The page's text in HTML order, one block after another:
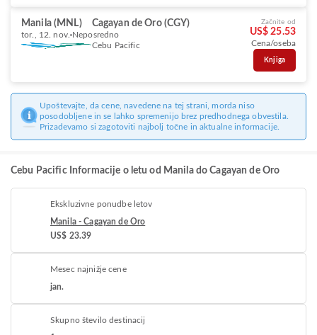
Manila (MNL) Cagayan de Oro (CGY)
tor., 12. nov. Neposredno
Cebu Pacific
Začnite od
US$ 25.53
Cena/oseba
Knjiga
Upoštevajte, da cene, navedene na tej strani, morda niso
posodobljene in se lahko spremenijo brez predhodnega obvestila.
Prizadevamo si zagotoviti najbolj točne in aktualne informacije.
Cebu Pacific Informacije o letu od Manila do Cagayan de Oro
Ekskluzivne ponudbe letov
Manila - Cagayan de Oro
US$ 23.39
Mesec najnižje cene
jan.
Skupno število destinacij